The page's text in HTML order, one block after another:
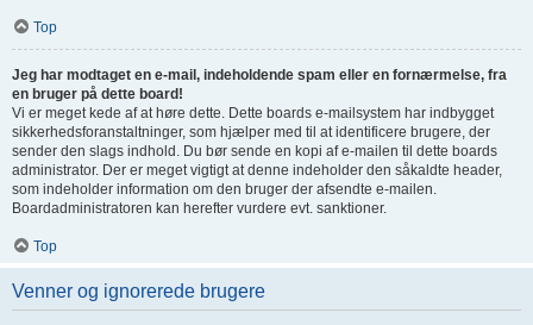
Top
Jeg har modtaget en e-mail, indeholdende spam eller en fornærmelse, fra
en bruger på dette board!
Vi er meget kede af at høre dette. Dette boards e-mailsystem har indbygget
sikkerhedsforanstaltninger, som hjælper med til at identificere brugere, der
sender den slags indhold. Du bør sende en kopi af e-mailen til dette boards
administrator. Der er meget vigtigt at denne indeholder den såkaldte header,
som indeholder information om den bruger der afsendte e-mailen.
Boardadministratoren kan herefter vurdere evt. sanktioner.
Top
Venner og ignorerede brugere